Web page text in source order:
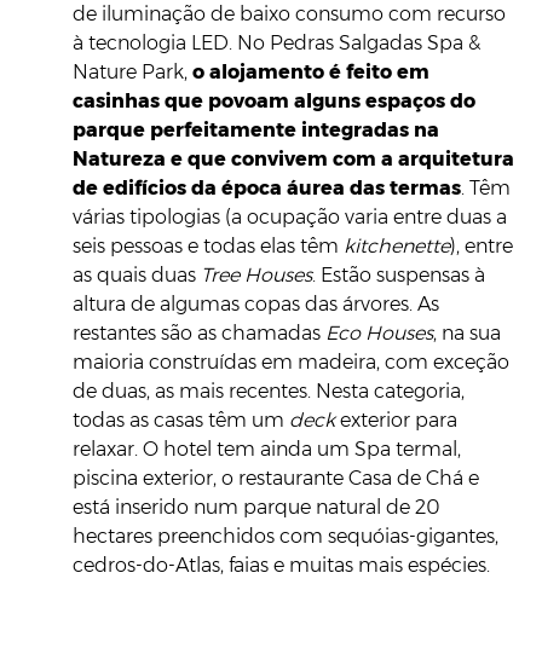
de iluminação de baixo consumo com recurso
à tecnologia LED. No Pedras Salgadas Spa &
Nature Park, o alojamento é feito em
casinhas que povoam alguns espaços do
parque perfeitamente integradas na
Natureza e que convivem com a arquitetura
de edifícios da época áurea das termas . Têm
várias tipologias (a ocupação varia entre duas a
seis pessoas e todas elas têm kitchenette), entre
as quais duas Tree Houses. Estão suspensas à
altura de algumas copas das árvores. As
restantes são as chamadas Eco Houses, na sua
maioria construídas em madeira, com exceção
de duas, as mais recentes. Nesta categoria,
todas as casas têm um deckexterior para
relaxar. O hotel tem ainda um Spa termal,
piscina exterior, o restaurante Casa de Chá e
está inserido num parque natural de 20
hectares preenchidos com sequóias-gigantes,
cedros-do-Atlas, faias e muitas mais espécies.